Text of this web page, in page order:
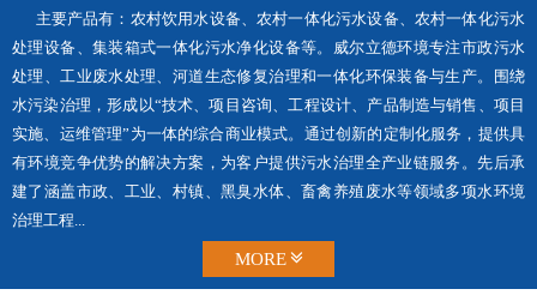
主要产品有：农村饮用水设备、农村一体化污水设备、农村一体化污水
处理设备、集装箱式一体化污水净化设备等。威尔立德环境专注市政污水
处理、工业废水处理、河道生态修复治理和一体化环保装备与生产。围绕
水污染治理，形成以“技术、项目咨询、工程设计、产品制造与销售、项目
实施、运维管理”为一体的综合商业模式。通过创新的定制化服务，提供具
有环境竞争优势的解决方案，为客户提供污水治理全产业链服务。先后承
建了涵盖市政、工业、村镇、黑臭水体、畜禽养殖废水等领域多项水环境
治理工程...
MORE